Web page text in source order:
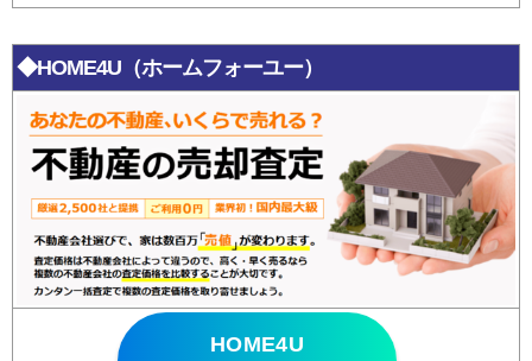
◆HOME4U（ホームフォーユー）
HOME4U